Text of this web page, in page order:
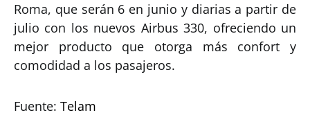
Roma, que serán 6 en junio y diarias a partir de
julio con los nuevos Airbus 330, ofreciendo un
mejor producto que otorga más confort y
comodidad a los pasajeros.
Fuente: Telam